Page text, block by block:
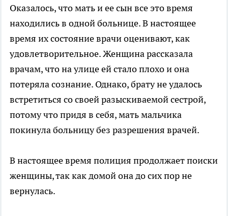
Оказалось, что мать и ее сын все это время
находились в одной больнице. В настоящее
время их состояние врачи оценивают, как
удовлетворительное. Женщина рассказала
врачам, что на улице ей стало плохо и она
потеряла сознание. Однако, брату не удалось
встретиться со своей разыскиваемой сестрой,
потому что придя в себя, мать мальчика
покинула больницу без разрешения врачей.
В настоящее время полиция продолжает поиски
женщины, так как домой она до сих пор не
вернулась.